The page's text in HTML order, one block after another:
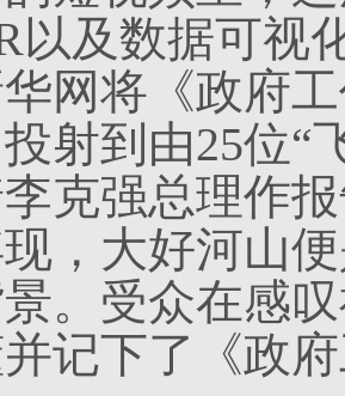
以及数据可视
网将《政府
射到由25位“
克强总理作
，大好河山
。受众在感
记下了《政